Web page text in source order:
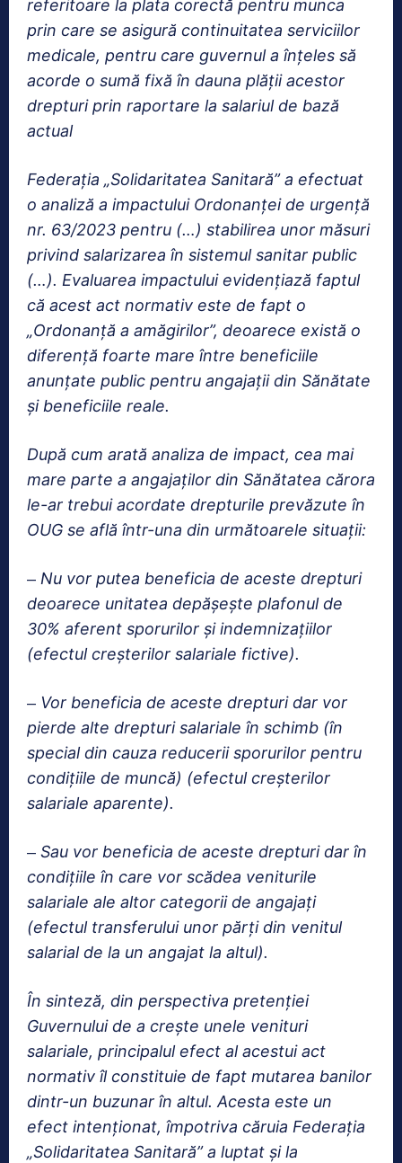
referitoare la plata corectă pentru munca
prin care se asigură continuitatea serviciilor
medicale, pentru care guvernul a înțeles să
acorde o sumă fixă în dauna plății acestor
drepturi prin raportare la salariul de bază
actual
Federația „Solidaritatea Sanitară” a efectuat
o analiză a impactului Ordonanței de urgență
nr. 63/2023 pentru (…) stabilirea unor măsuri
privind salarizarea în sistemul sanitar public
(…). Evaluarea impactului evidențiază faptul
că acest act normativ este de fapt o
„Ordonanță a amăgirilor”, deoarece există o
diferență foarte mare între beneficiile
anunțate public pentru angajații din Sănătate
și beneficiile reale.
După cum arată analiza de impact, cea mai
mare parte a angajaților din Sănătatea cărora
le-ar trebui acordate drepturile prevăzute în
OUG se află într-una din următoarele situații:
– Nu vor putea beneficia de aceste drepturi
deoarece unitatea depășește plafonul de
30% aferent sporurilor și indemnizațiilor
(efectul creșterilor salariale fictive).
– Vor beneficia de aceste drepturi dar vor
pierde alte drepturi salariale în schimb (în
special din cauza reducerii sporurilor pentru
condițiile de muncă) (efectul creșterilor
salariale aparente).
– Sau vor beneficia de aceste drepturi dar în
condițiile în care vor scădea veniturile
salariale ale altor categorii de angajați
(efectul transferului unor părți din venitul
salarial de la un angajat la altul).
În sinteză, din perspectiva pretenției
Guvernului de a crește unele venituri
salariale, principalul efect al acestui act
normativ îl constituie de fapt mutarea banilor
dintr-un buzunar în altul. Acesta este un
efect intenționat, împotriva căruia Federația
„Solidaritatea Sanitară” a luptat și la